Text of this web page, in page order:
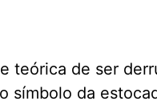
teórica de ser
símbolo da